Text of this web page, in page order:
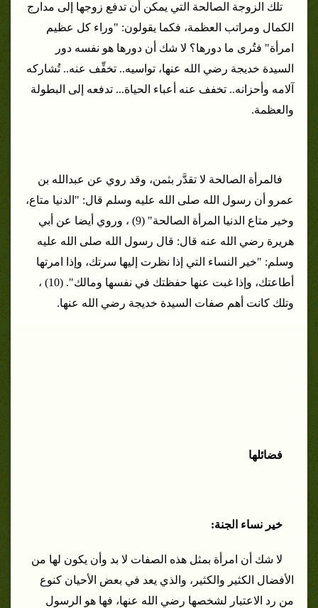
تلك الزوجة الصالحة التي يمكن أن تدفع زوجها إلى مدارج
الكمال ومراتب العظمة، فكما يقولون: "وراء كل عظيم
امرأة" فتُرى ما دورها؟ لا شك أن دورها هو نفسه دور
السيدة خديجة رضي الله عنها، تواسيه.. تخفِّف عنه.. تُشاركه
آلامه وأحزانه.. تخفف عنه أعباء الحياة... تدفعه إلى البطولة
والعظمة.
فالمرأة الصالحة لا تقدَّر بثمن، وقد روي عن عبدالله بن
عمرو أن رسول الله صلى الله عليه وسلم قال: "الدنيا متاع،
وخير متاع الدنيا المرأة الصالحة" (9) ، وروي أيضا عن أبي
هريرة رضي الله عنه قال: قال رسول الله صلى الله عليه
وسلم: "خير النساء التي إذا نظرت إليها سرتك، وإذا امرتها
أطاعتك، وإذا غبت عنها حفظتك في نفسها ومالك". (10) ،
وتلك كانت أهم صفات السيدة خديجة رضي الله عنها.
فضائلها
خير نساء الجنة:
لا شك أن امرأة بمثل هذه الصفات لا بد وأن يكون لها من
الأفضال الكثير والكثير، والذي يعد في بعض الأحيان كنوع
من رد الاعتبار لشخصها رضي الله عنها، فها هو الرسول